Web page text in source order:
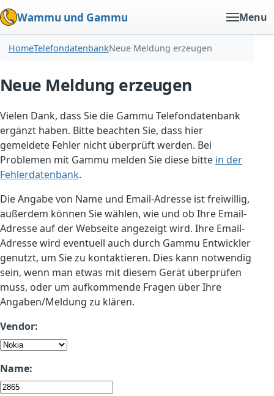
Wammu und Gammu Menu
HomeTelefondatenbankNeue Meldung erzeugen
Neue Meldung erzeugen
Vielen Dank, dass Sie die Gammu Telefondatenbank
ergänzt haben. Bitte beachten Sie, dass hier
gemeldete Fehler nicht überprüft werden. Bei
Problemen mit Gammu melden Sie diese bitte in der
Fehlerdatenbank.
Die Angabe von Name und Email-Adresse ist freiwillig,
außerdem können Sie wählen, wie und ob Ihre Email-
Adresse auf der Webseite angezeigt wird. Ihre Email-
Adresse wird eventuell auch durch Gammu Entwickler
genutzt, um Sie zu kontaktieren. Dies kann notwendig
sein, wenn man etwas mit diesem Gerät überprüfen
muss, oder um aufkommende Fragen über Ihre
Angaben/Meldung zu klären.
Vendor:
Name: